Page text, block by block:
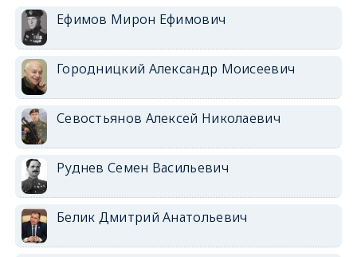
Ефимов Мирон Ефимович
Городницкий Александр Моисеевич
Севостьянов Алексей Николаевич
Руднев Семен Васильевич
Белик Дмитрий Анатольевич